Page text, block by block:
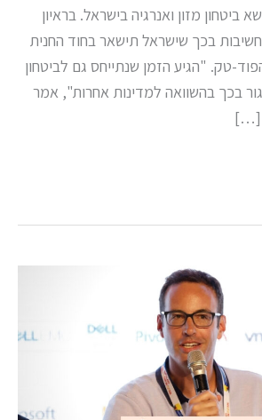
ביטחון מזון ואנרגיה בישראל. בראיון
בכך שישראל תישאר בחוד החנית
טק. "הגיע הזמן שנתייחס גם לביטחון
בכך בהשוואה למדינות אחרות", אמר
[…]